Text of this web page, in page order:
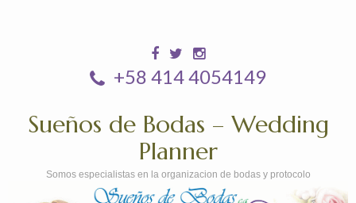
+58 414 4054149
Sueños de Bodas – Wedding
Planner
Somos especialistas en la organizacion de bodas y protocolo